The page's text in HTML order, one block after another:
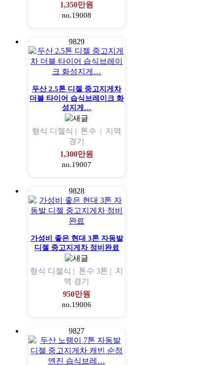
1,350만원
no.19008
9829
두산 2.5톤 디젤 중고지게차
더블 타이어 습식브레이크 화
성지게…
형식 디젤식 | 톤수 | 지역
경기
1,300만원
no.19007
9828
가성비 좋은 현대 3톤 자동발
디젤 중고지게차 정비완료
형식 디젤식 | 톤수 3톤 | 지
역 경기
950만원
no.19006
9827